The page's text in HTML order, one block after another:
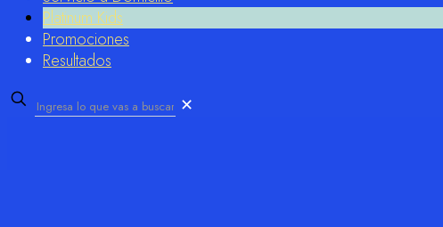
Platinum Kids
Promociones
Resultados
✕